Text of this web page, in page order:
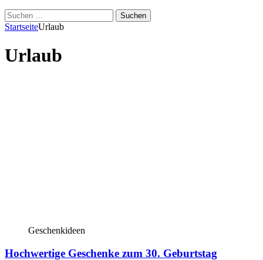
Suchen
nach:
StartseiteUrlaub
Urlaub
Geschenkideen
Hochwertige Geschenke zum 30. Geburtstag